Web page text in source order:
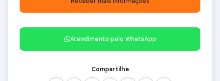
Atendimento pelo WhatsApp
Compartilhe